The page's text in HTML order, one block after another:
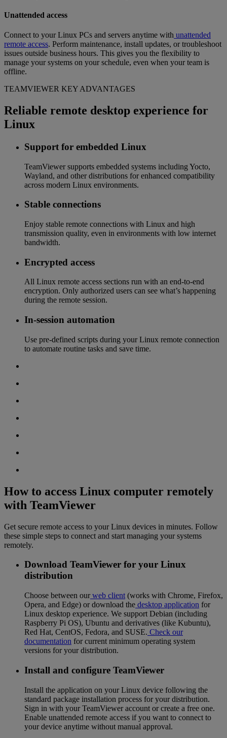
Unattended access
Connect to your Linux PCs and servers anytime with unattended
remote access. Perform maintenance, install updates, or troubleshoot
issues outside business hours. This gives you the flexibility to
manage your systems on your schedule, even when your team is
offline.
TEAMVIEWER KEY ADVANTAGES
Reliable remote desktop experience for
Linux
Support for embedded Linux
TeamViewer supports embedded systems including Yocto,
Wayland, and other distributions for enhanced compatibility
across modern Linux environments.
Stable connections
Enjoy stable remote connections with Linux and high
transmission quality, even in environments with low internet
bandwidth.
Encrypted access
All Linux remote access sections run with an end-to-end
encryption. Only authorized users can see what’s happening
during the remote session.
In-session automation
Use pre-defined scripts during your Linux remote connection
to automate routine tasks and save time.
How to access Linux computer remotely
with TeamViewer
Get secure remote access to your Linux devices in minutes. Follow
these simple steps to connect and start managing your systems
remotely.
Download TeamViewer for your Linux
distribution
Choose between ourweb client (works with Chrome, Firefox,
Opera, and Edge) or download the desktop application for
Linux desktop experience. We support Debian (including
Raspberry Pi OS), Ubuntu and derivatives (like Kubuntu),
Red Hat, CentOS, Fedora, and SUSE. Check our
documentation for current minimum operating system
versions for your distribution.
Install and configure TeamViewer
Install the application on your Linux device following the
standard package installation process for your distribution.
Sign in with your TeamViewer account or create a free one.
Enable unattended remote access if you want to connect to
your device anytime without manual approval.